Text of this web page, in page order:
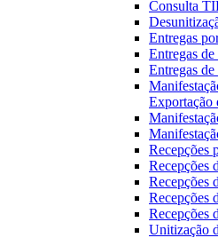
Consulta
Entregas
Entregas
Entregas
Recepções
Recepções
Recepções
Recepções
Recepções
Unitização